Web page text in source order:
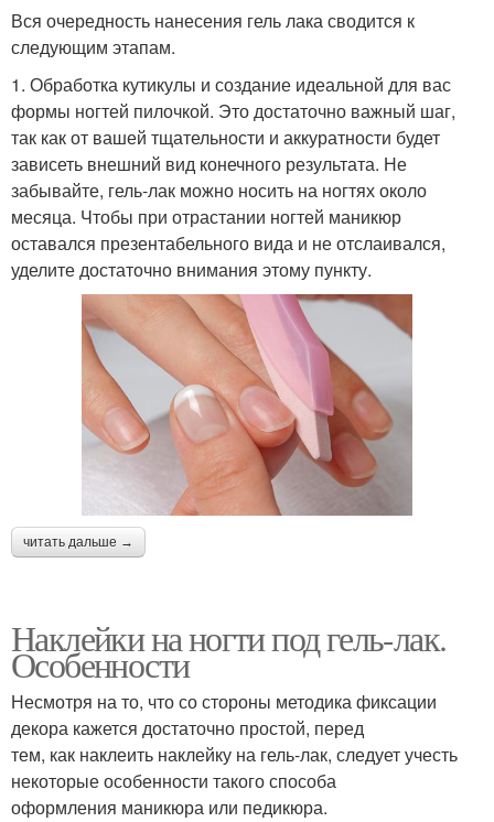
Вся очередность нанесения гель лака сводится к
следующим этапам.
1. Обработка кутикулы и создание идеальной для вас
формы ногтей пилочкой. Это достаточно важный шаг,
так как от вашей тщательности и аккуратности будет
зависеть внешний вид конечного результата. Не
забывайте, гель-лак можно носить на ногтях около
месяца. Чтобы при отрастании ногтей маникюр
оставался презентабельного вида и не отслаивался,
уделите достаточно внимания этому пункту.
читать дальше →
Наклейки на ногти под гель-лак.
Особенности
Несмотря на то, что со стороны методика фиксации
декора кажется достаточно простой, перед
тем, как наклеить наклейку на гель-лак, следует учесть
некоторые особенности такого способа
оформления маникюра или педикюра.